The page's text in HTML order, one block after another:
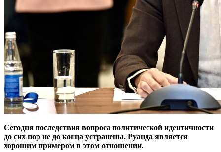
Сегодня последствия вопроса политической идентичности
до сих пор не до конца устранены. Руанда является
хорошим примером в этом отношении.